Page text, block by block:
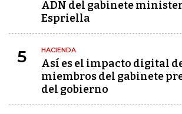
ADN del gabinete
Espriella
5 HACIENDA
Así es el impacto digital
miembros del gabinete
del gobierno